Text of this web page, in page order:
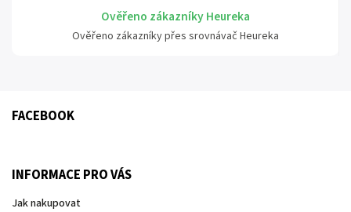
Ověřeno zákazníky Heureka
Ověřeno zákazníky přes srovnávač Heureka
FACEBOOK
INFORMACE PRO VÁS
Jak nakupovat